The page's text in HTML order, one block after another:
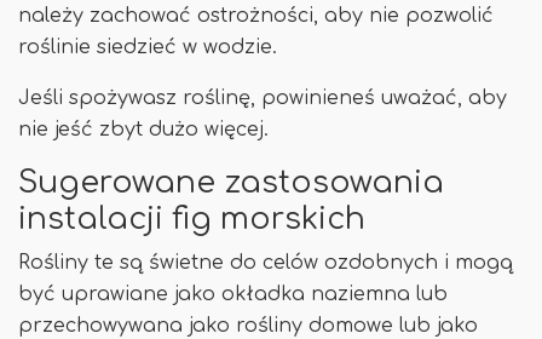
należy zachować ostrożności, aby nie pozwolić
roślinie siedzieć w wodzie.
Jeśli spożywasz roślinę, powinieneś uważać, aby
nie jeść zbyt dużo więcej.
Sugerowane zastosowania
instalacji fig morskich
Rośliny te są świetne do celów ozdobnych i mogą
być uprawiane jako okładka naziemna lub
przechowywana jako rośliny domowe lub jako